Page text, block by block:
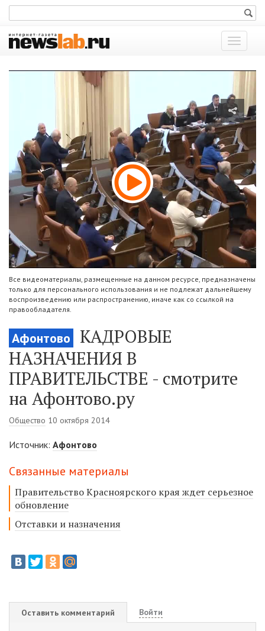
Показать
меню
Все видеоматериалы, размещенные на данном ресурсе, предназначены
только для персонального использования и не подлежат дальнейшему
воспроизведению или распространению, иначе как со ссылкой на
правообладателя.
Афонтово
КАДРОВЫЕ
НАЗНАЧЕНИЯ В
ПРАВИТЕЛЬСТВЕ - смотрите
на Афонтово.ру
Общество 10 октября 2014
Источник: Афонтово
Связанные материалы
Правительство Красноярского края ждет серьезное
обновление
Отставки и назначения
Оставить комментарий Войти